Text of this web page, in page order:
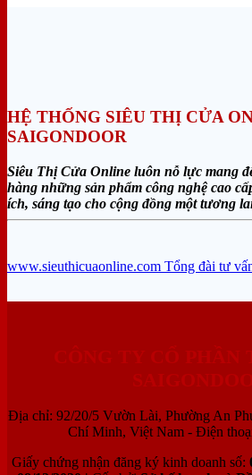
HỆ THỐNG SIÊU THỊ CỬA
SAIGONDOOR
Siêu Thị Cửa Online luôn nỗ lực mang
hàng những sản phẩm công nghệ cao
ích, sáng tạo cho cộng đồng một tương
www.sieuthicuaonline.com Tổng đài tư
Địa chỉ: 92/20/5 Vườn Lài, Phường An
Chí Minh, Việt Nam - Điện
Giấy chứng nhận đăng ký kinh doanh số: